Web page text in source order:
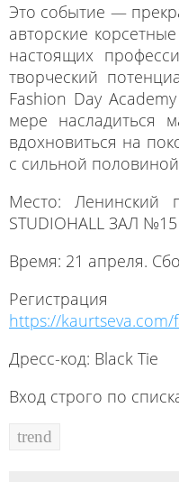
Это событие —
авторские
настоящих
творческий
Fashion Day
мере насладиться
вдохновиться на
с сильной
Место: Ленинский
STUDIOHALL ЗАЛ №15
Время: 21 апреля.
https://kaurtseva.com/
Дресс-код: Black Tie
Вход строго по
trend